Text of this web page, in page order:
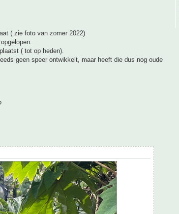
( zie foto van zomer 2022)
( tot op heden).
geen speer ontwikkelt, maar heeft die dus nog oude